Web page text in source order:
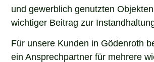
und gewerblich genutzten
wichtiger Beitrag zur
Für unsere Kunden in Gödenroth
ein Ansprechpartner für mehrere